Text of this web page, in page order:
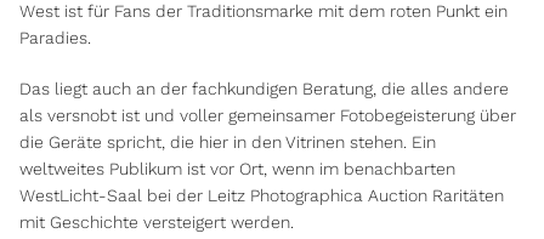
West ist für Fans der Traditionsmarke mit dem roten Punkt ein
Paradies.
Das liegt auch an der fachkundigen Beratung, die alles andere
als versnobt ist und voller gemeinsamer Fotobegeisterung über
die Geräte spricht, die hier in den Vitrinen stehen. Ein
weltweites Publikum ist vor Ort, wenn im benachbarten
WestLicht-Saal bei der Leitz Photographica Auction Raritäten
mit Geschichte versteigert werden.